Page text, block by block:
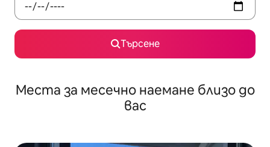
Търсене
Места за месечно наемане близо до
вас